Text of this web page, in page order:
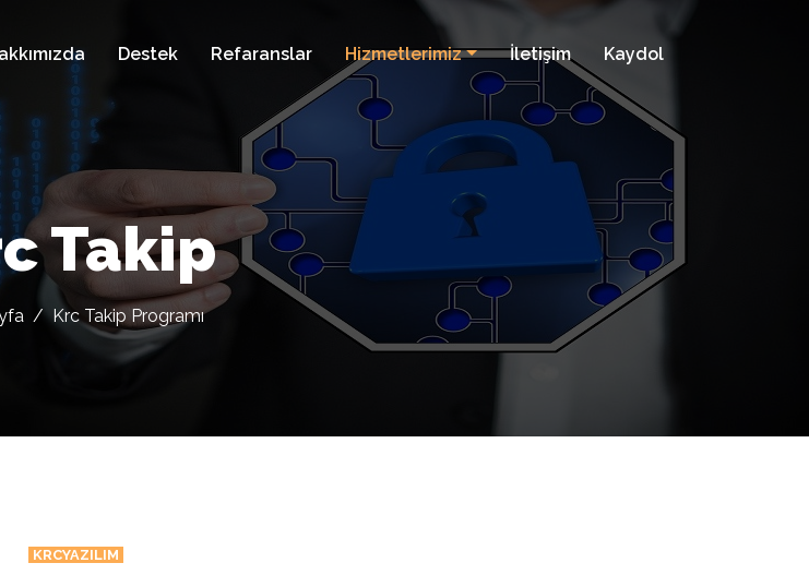
Destek Refaranslar Hizmetlerimiz İletişim Kaydol
Takip
/ Krc Takip Programı
KRCYAZILIM